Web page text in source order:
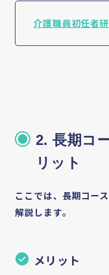
介護職員初任者
2. 長期コ
リット
ここでは、長期コー
解説します。
メリット